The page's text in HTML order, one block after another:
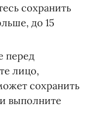
сохранить
до 15
перед
лицо,
сохранить
выполните